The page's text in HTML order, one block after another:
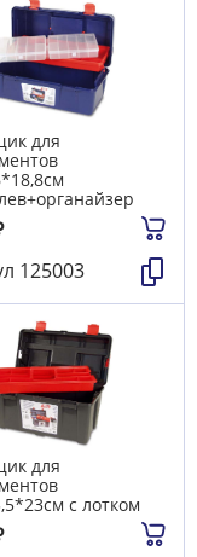
для
125003
для
с лотком